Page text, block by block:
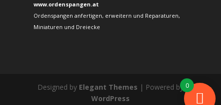
www.ordenspangen.at
Ordenspangen anfertigen, erweitern und Reparaturen,
Miniaturen und Dreiecke
Designed by Elegant Themes | Powered by
WordPress
0